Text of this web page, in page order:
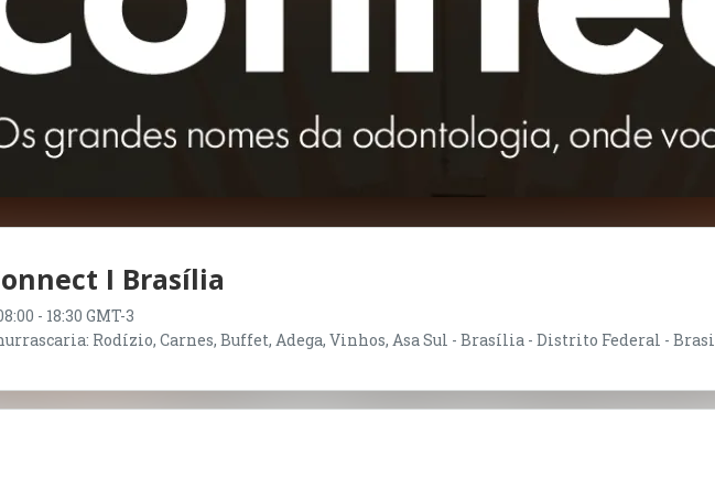
I Brasília
- 18:30 GMT-3
Rodízio, Carnes, Buffet, Adega, Vinhos, Asa Sul - Brasília - Distrito Federal -